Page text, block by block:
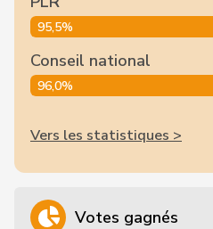
95,5%
Conseil national
96,0%
Vers les statistiques >
Votes gagnés